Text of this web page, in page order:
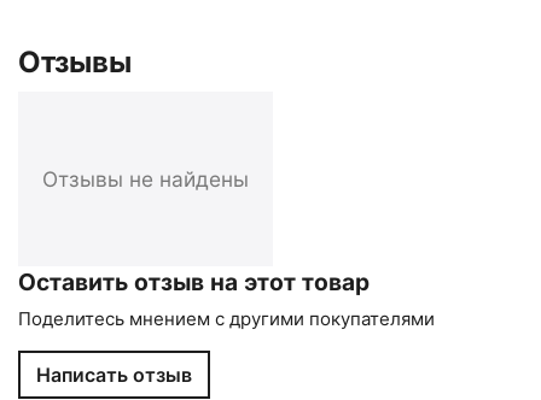
Отзывы
Отзывы не найдены
Оставить отзыв на этот товар
Поделитесь мнением с другими покупателями
Написать отзыв